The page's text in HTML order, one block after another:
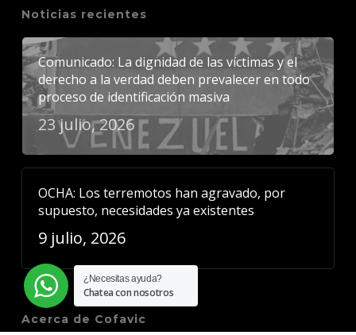
Noticias recientes
Comunicado: La dignidad de las víctimas y el
derecho a la verdad deben prevalecer en todo
proceso de identificación masiva
23 julio, 2026
OCHA: Los terremotos han agravado, por
supuesto, necesidades ya existentes
9 julio, 2026
Acerca de Cofavic
¿Necesitas ayuda?
Chatea con nosotros